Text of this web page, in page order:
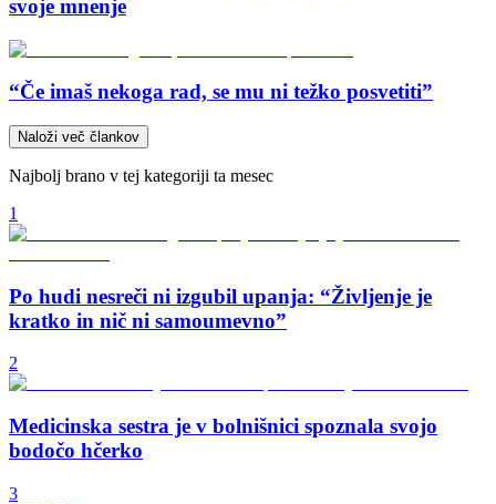
svoje mnenje
“Če imaš nekoga rad, se mu ni težko posvetiti”
Naloži več člankov
Najbolj brano v tej kategoriji ta mesec
1
Po hudi nesreči ni izgubil upanja: “Življenje je
kratko in nič ni samoumevno”
2
Medicinska sestra je v bolnišnici spoznala svojo
bodočo hčerko
3